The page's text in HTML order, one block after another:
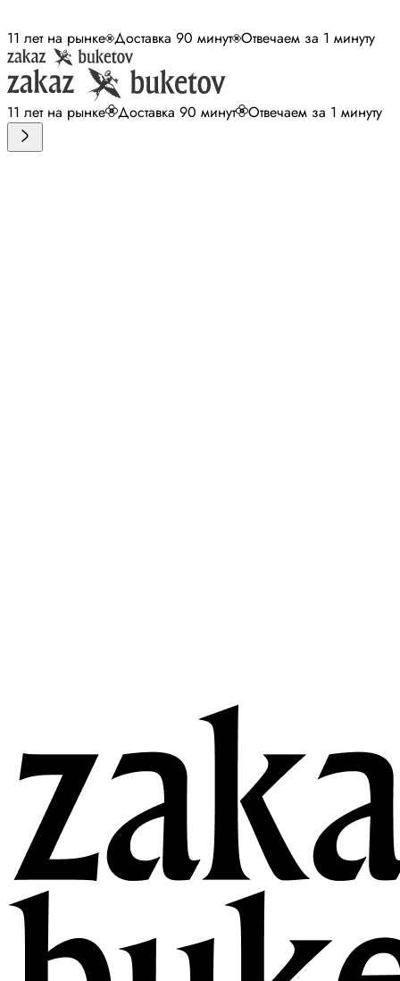
11 лет на рынке Доставка 90 минут Отвечаем за 1 минуту
11 лет на рынке Доставка 90 минут Отвечаем за 1 минуту